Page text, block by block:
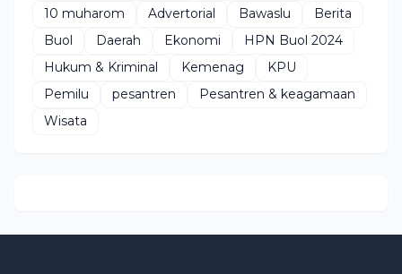
10 muharom
Advertorial Bawaslu
Berita
Buol
Daerah Ekonomi
HPN Buol 2024
Hukum & Kriminal
Kemenag
KPU
Pemilu
pesantren
Pesantren & keagamaan
Wisata